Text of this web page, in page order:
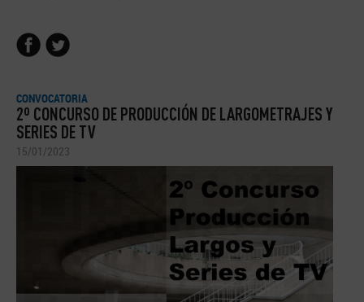
CONVOCATORIA
2º CONCURSO DE PRODUCCIÓN DE LARGOMETRAJES Y
SERIES DE TV
15/01/2023